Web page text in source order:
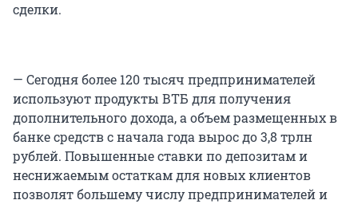
сделки.
— Сегодня более 120 тысяч предпринимателей
используют продукты ВТБ для получения
дополнительного дохода, а объем размещенных в
банке средств с начала года вырос до 3,8 трлн
рублей. Повышенные ставки по депозитам и
неснижаемым остаткам для новых клиентов
позволят большему числу предпринимателей и